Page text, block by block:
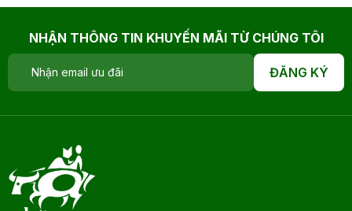
NHẬN THÔNG TIN KHUYẾN MÃI TỪ CHÚNG TÔI
ĐĂNG KÝ